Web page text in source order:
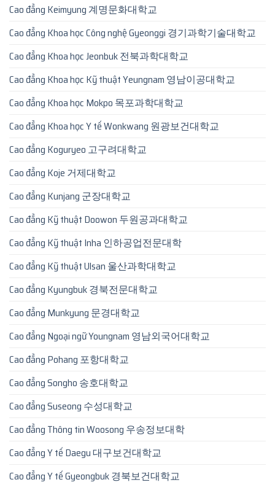
Cao đẳng Keimyung 계명문화대학교
Cao đẳng Khoa học Công nghệ Gyeonggi 경기과학기술대학교
Cao đẳng Khoa học Jeonbuk 전북과학대학교
Cao đẳng Khoa học Kỹ thuật Yeungnam 영남이공대학교
Cao đẳng Khoa học Mokpo 목포과학대학교
Cao đẳng Khoa học Y tế Wonkwang 원광보건대학교
Cao đẳng Koguryeo 고구려대학교
Cao đẳng Koje 거제대학교
Cao đẳng Kunjang 군장대학교
Cao đẳng Kỹ thuật Doowon 두원공과대학교
Cao đẳng Kỹ thuật Inha 인하공업전문대학
Cao đẳng Kỹ thuật Ulsan 울산과학대학교
Cao đẳng Kyungbuk 경북전문대학교
Cao đẳng Munkyung 문경대학교
Cao đẳng Ngoại ngữ Youngnam 영남외국어대학교
Cao đẳng Pohang 포항대학교
Cao đẳng Songho 송호대학교
Cao đẳng Suseong 수성대학교
Cao đẳng Thông tin Woosong 우송정보대학
Cao đẳng Y tế Daegu 대구보건대학교
Cao đẳng Y tế Gyeongbuk 경북보건대학교